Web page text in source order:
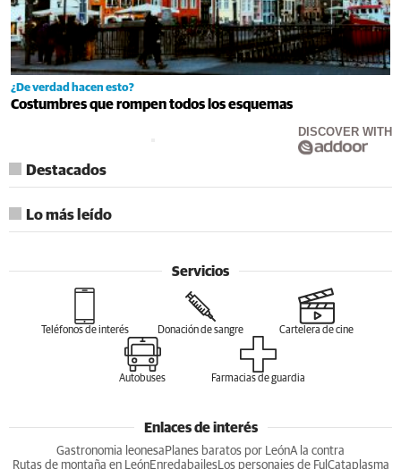
¿De verdad hacen esto?
Costumbres que rompen todos los esquemas
DISCOVER WITH
Destacados
Lo más leído
Servicios
Teléfonos de interés Donación de sangre Cartelera de cine
Autobuses Farmacias de guardia
Enlaces de interés
Gastronomia leonesa Planes baratos por LeónA la contra
Rutas de montaña en LeónEnredabailesLos personajes de Ful Cataplasma